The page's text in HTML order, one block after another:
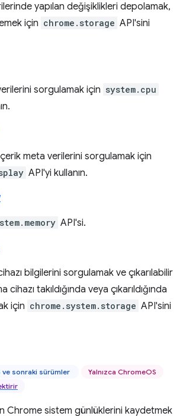
yapılan değişiklikleri depolamak,
için chrome.storage API'sini
sorgulamak için system.cpu
meta verilerini sorgulamak için
API'yi kullanın.
API'si.
bilgilerini sorgulamak ve çıkarılabilir
takıldığında veya çıkarıldığında
için chrome.system.storage API'sini
ve sonraki sürümler
Yalnızca ChromeOS
Chrome sistem günlüklerini kaydetmek